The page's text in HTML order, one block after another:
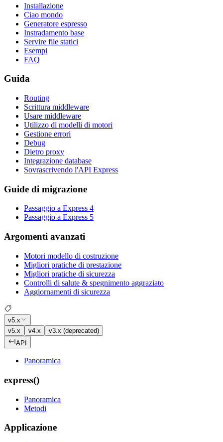
Installazione
Ciao mondo
Generatore espresso
Instradamento base
Servire file statici
Esempi
FAQ
Guida
Routing
Scrittura middleware
Usare middleware
Utilizzo di modelli di motori
Gestione errori
Debug
Dietro proxy
Integrazione database
Sovrascrivendo l'API Express
Guide di migrazione
Passaggio a Express 4
Passaggio a Express 5
Argomenti avanzati
Motori modello di costruzione
Migliori pratiche di prestazione
Migliori pratiche di sicurezza
Controlli di salute & spegnimento aggraziato
Aggiornamenti di sicurezza
v5.x
v5.x
v4.x
v3.x (deprecated)
API
Panoramica
express()
Panoramica
Metodi
Applicazione